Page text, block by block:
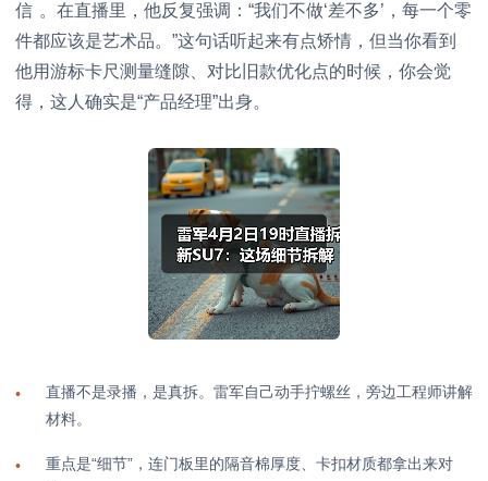
信 。在直播里，他反复强调：“我们不做‘差不多’，每一个零
件都应该是艺术品。”这句话听起来有点矫情，但当你看到
他用游标卡尺测量缝隙、对比旧款优化点的时候，你会觉
得，这人确实是“产品经理”出身。
•
直播不是录播，是真拆。雷军自己动手拧螺丝，旁边工程师讲解
材料。
•
重点是“细节”，连门板里的隔音棉厚度、卡扣材质都拿出来对